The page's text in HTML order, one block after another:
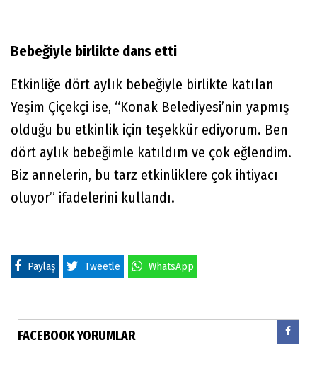
Bebeğiyle birlikte dans etti
Etkinliğe dört aylık bebeğiyle birlikte katılan
Yeşim Çiçekçi ise, “Konak Belediyesi’nin yapmış
olduğu bu etkinlik için teşekkür ediyorum. Ben
dört aylık bebeğimle katıldım ve çok eğlendim.
Biz annelerin, bu tarz etkinliklere çok ihtiyacı
oluyor” ifadelerini kullandı.
Paylaş Tweetle WhatsApp
FACEBOOK YORUMLAR